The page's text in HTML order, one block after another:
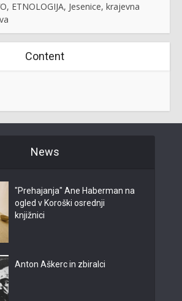
ETNOLOGIJA, Jesenice, krajevna
Content
News
"Prehajanja" Ane Haberman na
ogled v Koroški osrednji
knjižnici
Anton Aškerc in zbiralci